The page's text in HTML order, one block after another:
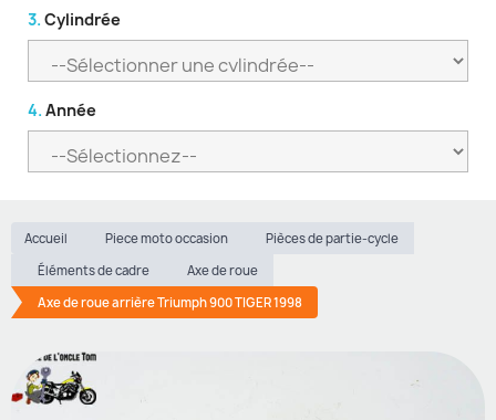
3. Cylindrée
4. Année
Accueil Piece moto occasion
Pièces de partie-cycle
Éléments de cadre
Axe de roue
Axe de roue arrière Triumph 900 TIGER 1998